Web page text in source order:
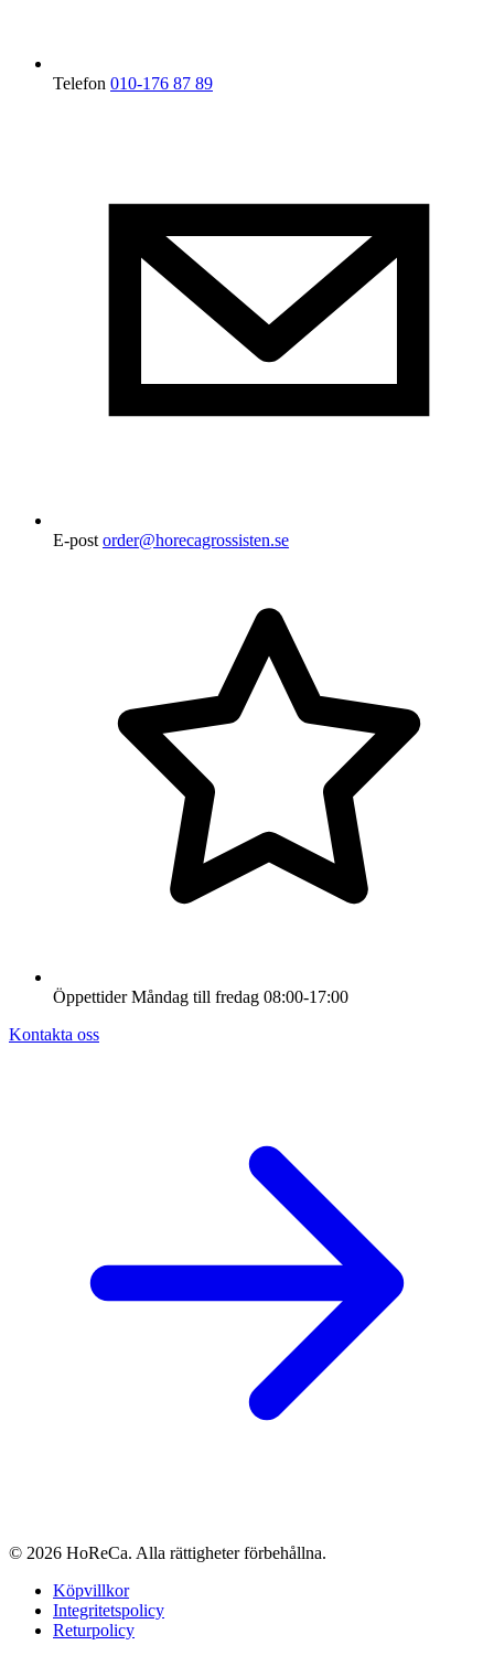
Telefon 010-176 87 89
E-post order@horecagrossisten.se
Öppettider Måndag till fredag 08:00-17:00
Kontakta oss
© 2026 HoReCa. Alla rättigheter förbehållna.
Köpvillkor
Integritetspolicy
Returpolicy